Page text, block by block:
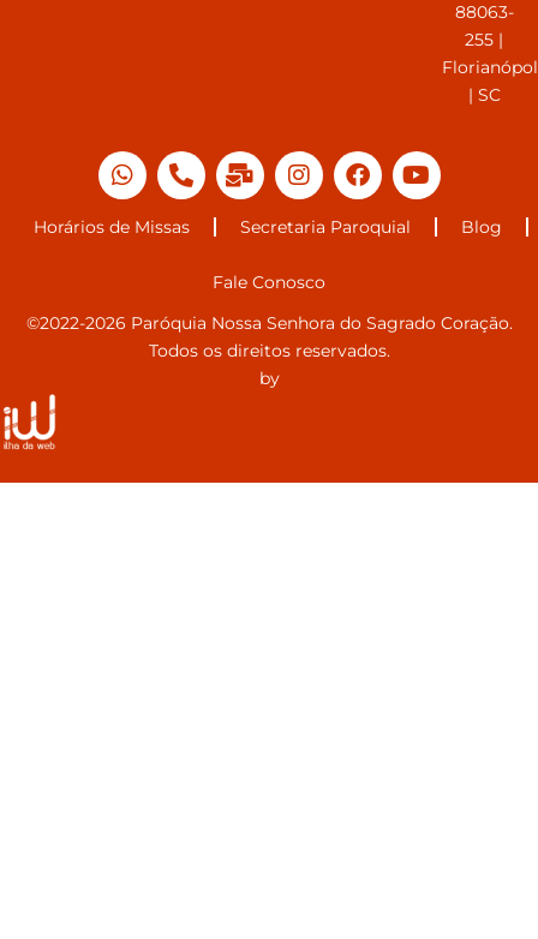
88063-
255 |
| SC
Horários de Missas Secretaria Paroquial Blog
Fale Conosco
©2022-2026 Paróquia Nossa Senhora do Sagrado Coração.
Todos os direitos reservados.
by